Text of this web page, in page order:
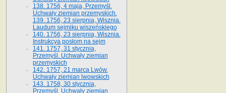
138. 1756, 4 maja, Przemyśl.
Uchwały ziemian przemyskich.
139. 1756, 23 sierpnia, Wisznia.
Laudum sejmiku wiszeńskiego
140. 1756, 23 sierpnia, Wisznia.
Instrukcya posłom na sejm
141. 1757, 31 stycznia,
Przemyśl. Uchwały ziemian
przemyskich
142. 1757, 21 marca Lwów.
Uchwały ziemian lwowskich
143. 1758, 30 stycznia,
Przemyśl. Uchwały ziemian